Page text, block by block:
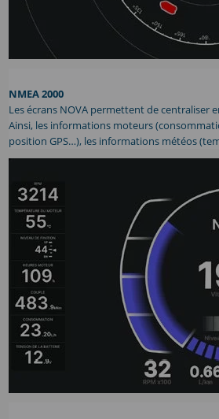
NMEA 2000
Les écrans NOVA permettent de centraliser
Ainsi, les informations moteurs
position GPS…), les informations météos